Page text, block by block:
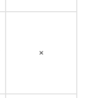
×